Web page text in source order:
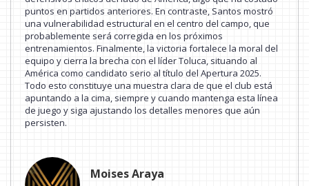
puntos en partidos anteriores. En contraste, Santos mostró
una vulnerabilidad estructural en el centro del campo, que
probablemente será corregida en los próximos
entrenamientos. Finalmente, la victoria fortalece la moral del
equipo y cierra la brecha con el líder Toluca, situando al
América como candidato serio al título del Apertura 2025.
Todo esto constituye una muestra clara de que el club está
apuntando a la cima, siempre y cuando mantenga esta línea
de juego y siga ajustando los detalles menores que aún
persisten.
Moises Araya